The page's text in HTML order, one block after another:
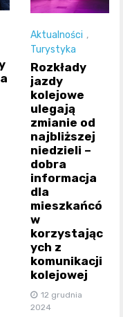
Aktualności ,
Turystyka
Rozkłady
jazdy
kolejowe
ulegają
zmianie od
najbliższej
niedzieli –
dobra
informacja
dla
mieszkańcó
w
korzystając
ych z
komunikacji
kolejowej
12 grudnia
2024